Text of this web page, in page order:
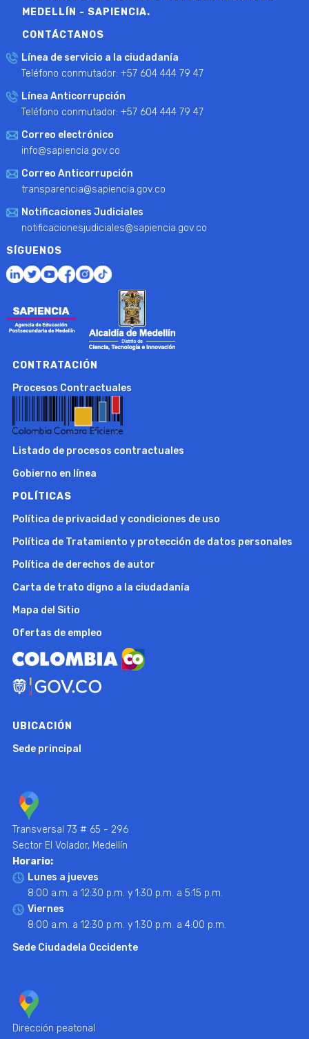
MEDELLÍN - SAPIENCIA.
CONTÁCTANOS
Línea de servicio a la ciudadanía
Teléfono conmutador: +57 604 444 79 47
Línea Anticorrupción
Teléfono conmutador: +57 604 444 79 47
Correo electrónico
info@sapiencia.gov.co
Correo Anticorrupción
transparencia@sapiencia.gov.co
Notificaciones Judiciales
notificacionesjudiciales@sapiencia.gov.co
SÍGUENOS
CONTRATACIÓN
Procesos Contractuales
Listado de procesos contractuales
Gobierno en línea
POLÍTICAS
Política de privacidad y condiciones de uso
Política de Tratamiento y protección de datos personales
Política de derechos de autor
Carta de trato digno a la ciudadanía
Mapa del Sitio
Ofertas de empleo
UBICACIÓN
Sede principal
Transversal 73 # 65 - 296
Sector El Volador, Medellín
Horario:
Lunes a jueves
8:00 a.m. a 12:30 p.m. y 1:30 p.m. a 5:15 p.m.
Viernes
8:00 a.m. a 12:30 p.m. y 1:30 p.m. a 4:00 p.m.
Sede Ciudadela Occidente
Dirección peatonal